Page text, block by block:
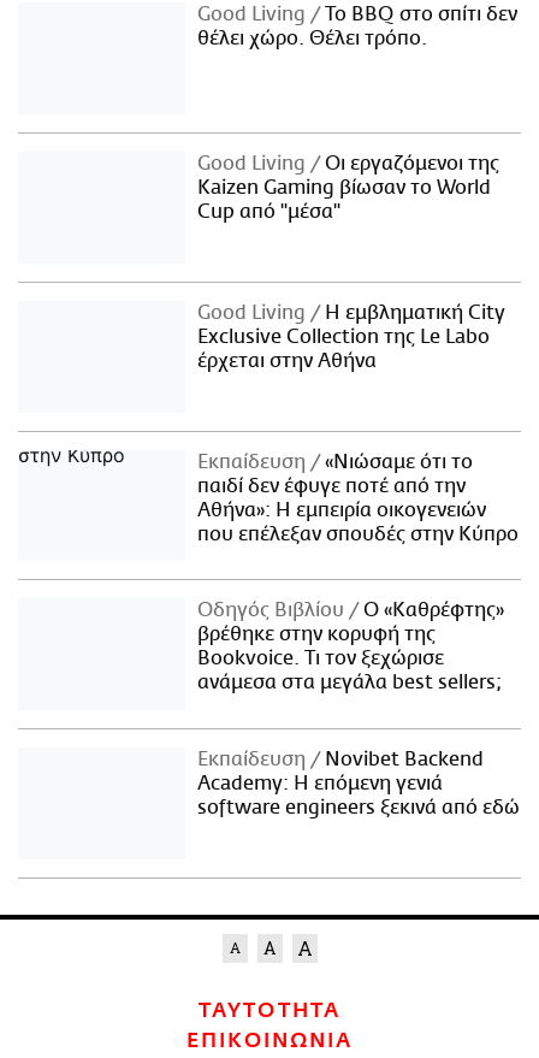
Good Living
Το BBQ στο σπίτι δεν
θέλει χώρο. Θέλει τρόπο.
Good Living
Οι εργαζόμενοι της
Kaizen Gaming βίωσαν το World
Cup από "μέσα"
Good Living
Η εμβληματική City
Exclusive Collection της Le Labo
έρχεται στην Αθήνα
Εκπαίδευση
«Νιώσαμε ότι το
παιδί δεν έφυγε ποτέ από την
Αθήνα»: Η εμπειρία οικογενειών
που επέλεξαν σπουδές στην Κύπρο
Οδηγός Βιβλίου
Ο «Καθρέφτης»
βρέθηκε στην κορυφή της
Bookvoice. Τι τον ξεχώρισε
ανάμεσα στα μεγάλα best sellers;
Εκπαίδευση
Novibet Backend
Academy: Η επόμενη γενιά
software engineers ξεκινά από εδώ
ΤΑΥΤΟΤΗΤΑ
ΕΠΙΚΟΙΝΩΝΙΑ